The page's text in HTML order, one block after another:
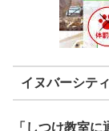
イヌバーシテ
「しつけ教室